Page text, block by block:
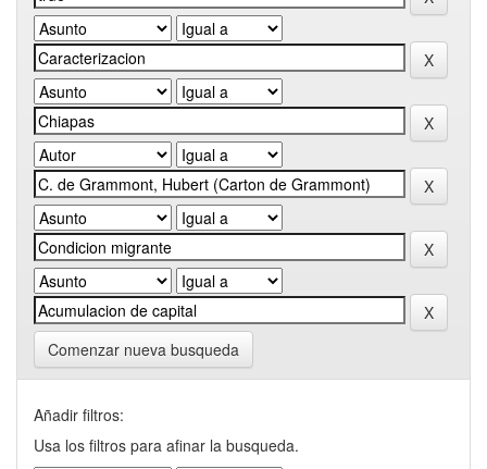
Comenzar nueva busqueda
Añadir filtros:
Usa los filtros para afinar la busqueda.